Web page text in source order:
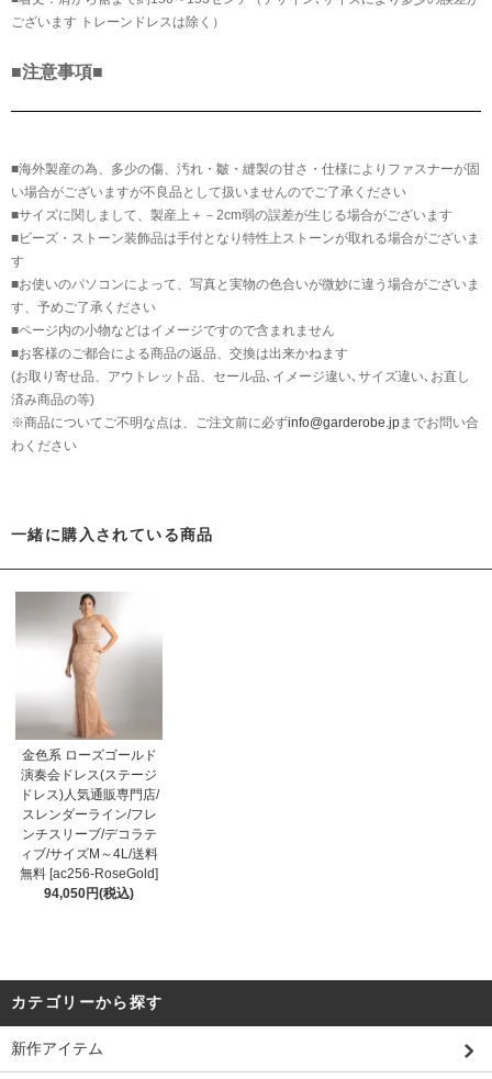
ございます トレーンドレスは除く）
■注意事項■
■海外製産の為、多少の傷、汚れ・皺・縫製の甘さ・仕様によりファスナーが固
い場合がございますが不良品として扱いませんのでご了承ください
■サイズに関しまして、製産上＋－2cm弱の誤差が生じる場合がございます
■ビーズ・ストーン装飾品は手付となり特性上ストーンが取れる場合がございま
す
■お使いのパソコンによって、写真と実物の色合いが微妙に違う場合がございま
す、予めご了承ください
■ページ内の小物などはイメージですので含まれません
■お客様のご都合による商品の返品、交換は出来かねます
(お取り寄せ品、アウトレット品、セール品､イメージ違い､サイズ違い､お直し
済み商品の等)
※商品についてご不明な点は、ご注文前に必ずinfo@garderobe.jpまでお問い合
わください
一緒に購入されている商品
金色系 ローズゴールド
演奏会ドレス(ステージ
ドレス)人気通販専門店/
スレンダーライン/フレ
ンチスリーブ/デコラテ
ィブ/サイズM～4L/送料
無料 [ac256-RoseGold]
94,050円(税込)
カテゴリーから探す
新作アイテム